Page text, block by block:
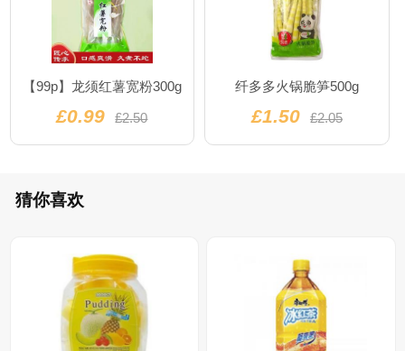
【99p】龙须红薯宽粉300g
£0.99 £2.50
纤多多火锅脆笋500g
£1.50 £2.05
猜你喜欢